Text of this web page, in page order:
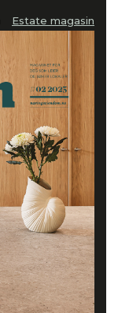
Estate magasin